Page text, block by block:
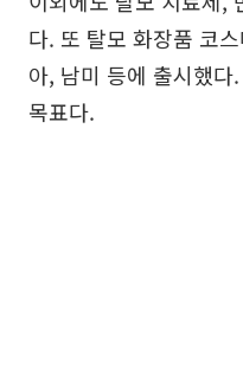
다. 또 탈모 화장품 코
아, 남미 등에 출시했
목표다.